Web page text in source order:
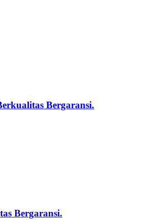
Bergaransi.
Bergaransi.